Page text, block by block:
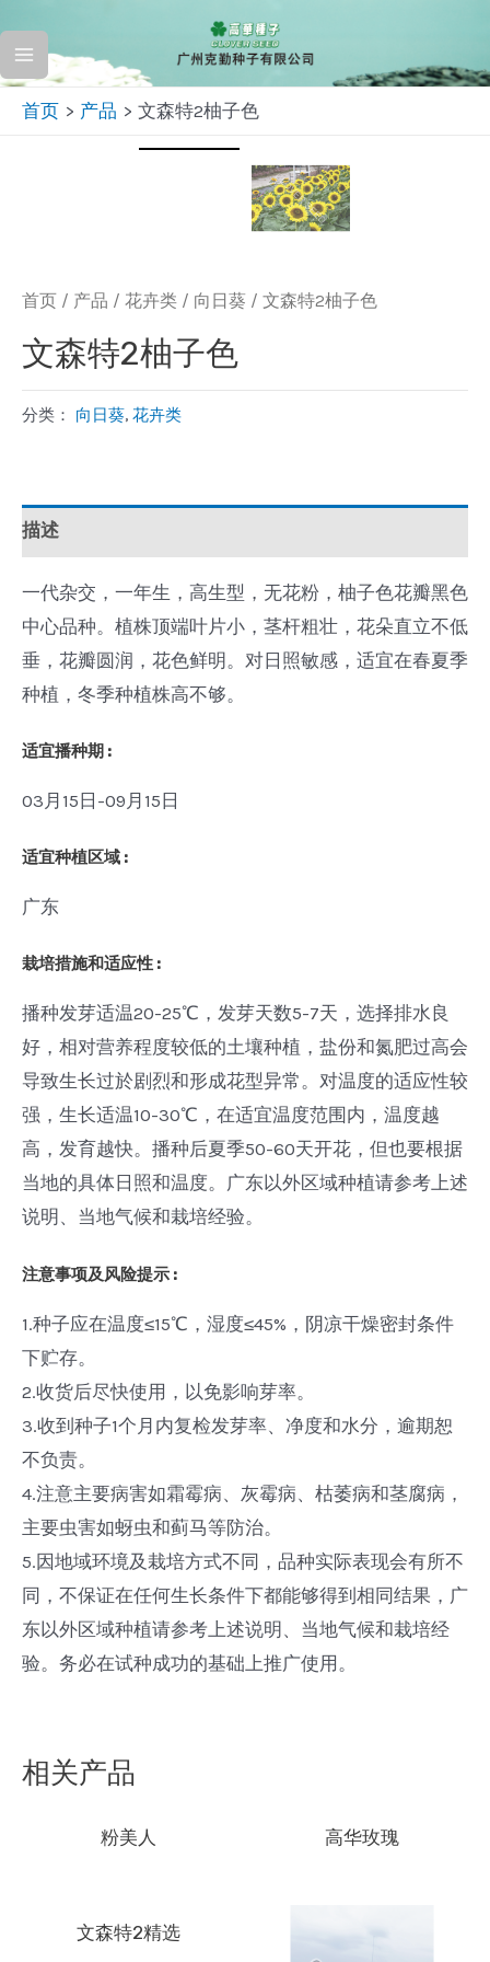
至
内Main
Menu
首页 产品 文森特2柚子色
首页 / 产品 / 花卉类 / 向日葵 / 文森特2柚子色
文森特2柚子色
分类： 向日葵, 花卉类
描述
一代杂交，一年生，高生型，无花粉，柚子色花瓣黑色
中心品种。植株顶端叶片小，茎杆粗壮，花朵直立不低
垂，花瓣圆润，花色鲜明。对日照敏感，适宜在春夏季
种植，冬季种植株高不够。
适宜播种期 :
03月15日-09月15日
适宜种植区域 :
广东
栽培措施和适应性 :
播种发芽适温20-25℃，发芽天数5-7天，选择排水良
好，相对营养程度较低的土壤种植，盐份和氮肥过高会
导致生长过於剧烈和形成花型异常。对温度的适应性较
强，生长适温10-30℃，在适宜温度范围内，温度越
高，发育越快。播种后夏季50-60天开花，但也要根据
当地的具体日照和温度。广东以外区域种植请参考上述
说明、当地气候和栽培经验。
注意事项及风险提示 :
1.种子应在温度≤15℃，湿度≤45%，阴凉干燥密封条件
下贮存。
2.收货后尽快使用，以免影响芽率。
3.收到种子1个月内复检发芽率、净度和水分，逾期恕
不负责。
4.注意主要病害如霜霉病、灰霉病、枯萎病和茎腐病，
主要虫害如蚜虫和蓟马等防治。
5.因地域环境及栽培方式不同，品种实际表现会有所不
同，不保证在任何生长条件下都能够得到相同结果，广
东以外区域种植请参考上述说明、当地气候和栽培经
验。务必在试种成功的基础上推广使用。
相关产品
粉美人 高华玫瑰
文森特2精选